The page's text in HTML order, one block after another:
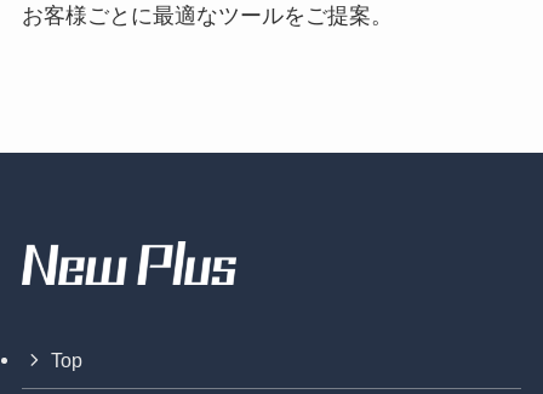
お客様ごとに最適なツールをご提案。
Top